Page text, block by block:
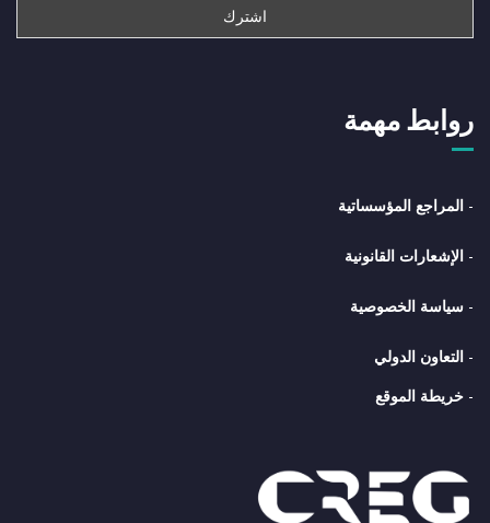
روابط مهمة
- المراجع المؤسساتية
- الإشعارات القانونية
- سياسة الخصوصية
- التعاون الدولي
- خريطة الموقع